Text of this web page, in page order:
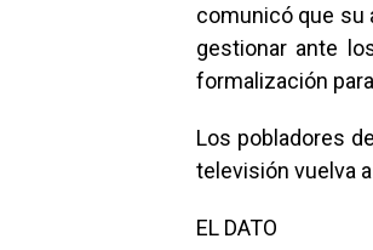
comunicó que su
gestionar ante
formalización
Los pobladores
televisión vuelva
EL DATO